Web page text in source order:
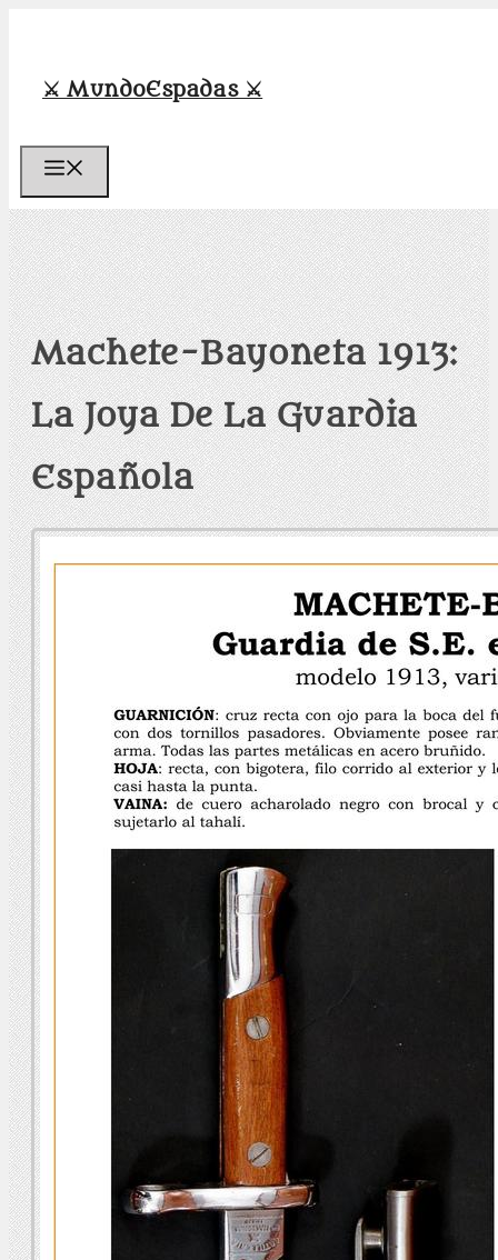
contenido
⚔️ MundoEspadas ⚔️
Machete-Bayoneta 1913:
La Joya De La Guardia
Española